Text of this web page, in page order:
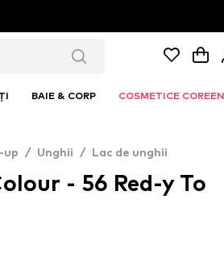
BAIE & CORP COSMETICE
up / Unghii / Lac de unghii
- 56 Red-y To